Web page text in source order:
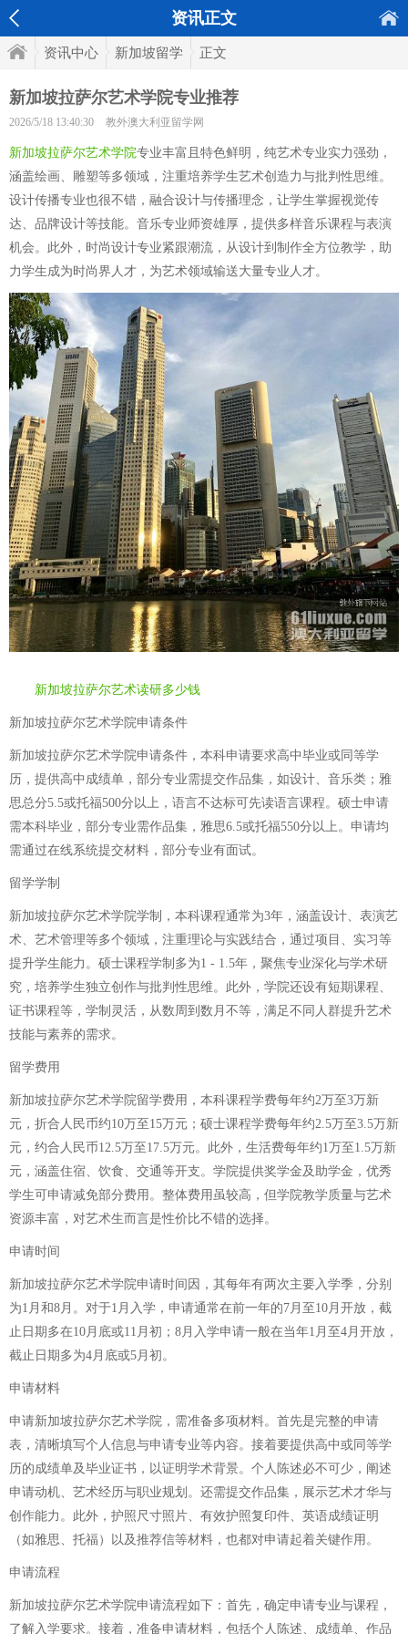
资讯正文
资讯中心 新加坡留学 正文
新加坡拉萨尔艺术学院专业推荐
2026/5/18 13:40:30 教外澳大利亚留学网
新加坡拉萨尔艺术学院专业丰富且特色鲜明，纯艺术专业实力强劲，
涵盖绘画、雕塑等多领域，注重培养学生艺术创造力与批判性思维。
设计传播专业也很不错，融合设计与传播理念，让学生掌握视觉传
达、品牌设计等技能。音乐专业师资雄厚，提供多样音乐课程与表演
机会。此外，时尚设计专业紧跟潮流，从设计到制作全方位教学，助
力学生成为时尚界人才，为艺术领域输送大量专业人才。
新加坡拉萨尔艺术读研多少钱
新加坡拉萨尔艺术学院申请条件
新加坡拉萨尔艺术学院申请条件，本科申请要求高中毕业或同等学
历，提供高中成绩单，部分专业需提交作品集，如设计、音乐类；雅
思总分5.5或托福500分以上，语言不达标可先读语言课程。硕士申请
需本科毕业，部分专业需作品集，雅思6.5或托福550分以上。申请均
需通过在线系统提交材料，部分专业有面试。
留学学制
新加坡拉萨尔艺术学院学制，本科课程通常为3年，涵盖设计、表演艺
术、艺术管理等多个领域，注重理论与实践结合，通过项目、实习等
提升学生能力。硕士课程学制多为1 - 1.5年，聚焦专业深化与学术研
究，培养学生独立创作与批判性思维。此外，学院还设有短期课程、
证书课程等，学制灵活，从数周到数月不等，满足不同人群提升艺术
技能与素养的需求。
留学费用
新加坡拉萨尔艺术学院留学费用，本科课程学费每年约2万至3万新
元，折合人民币约10万至15万元；硕士课程学费每年约2.5万至3.5万新
元，约合人民币12.5万至17.5万元。此外，生活费每年约1万至1.5万新
元，涵盖住宿、饮食、交通等开支。学院提供奖学金及助学金，优秀
学生可申请减免部分费用。整体费用虽较高，但学院教学质量与艺术
资源丰富，对艺术生而言是性价比不错的选择。
申请时间
新加坡拉萨尔艺术学院申请时间因，其每年有两次主要入学季，分别
为1月和8月。对于1月入学，申请通常在前一年的7月至10月开放，截
止日期多在10月底或11月初；8月入学申请一般在当年1月至4月开放，
截止日期多为4月底或5月初。
申请材料
申请新加坡拉萨尔艺术学院，需准备多项材料。首先是完整的申请
表，清晰填写个人信息与申请专业等内容。接着要提供高中或同等学
历的成绩单及毕业证书，以证明学术背景。个人陈述必不可少，阐述
申请动机、艺术经历与职业规划。还需提交作品集，展示艺术才华与
创作能力。此外，护照尺寸照片、有效护照复印件、英语成绩证明
（如雅思、托福）以及推荐信等材料，也都对申请起着关键作用。
申请流程
新加坡拉萨尔艺术学院申请流程如下：首先，确定申请专业与课程，
了解入学要求。接着，准备申请材料，包括个人陈述、成绩单、作品